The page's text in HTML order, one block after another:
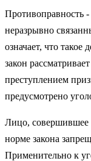
Противоправность
неразрывно
означает, что такое
закон
преступлением
предусмотрено
Лицо, совершившее
нор­ме закона
Применительно к